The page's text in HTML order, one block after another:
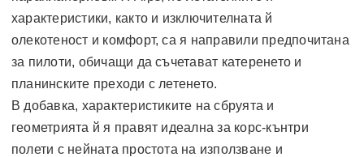
характеристики, както и изключителната й
олекотеност и комфорт, са я направили предпочитана
за пилоти, обичащи да съчетават катеренето и
планинските преходи с летенето.
В добавка, характеристиките на сбруята и
геометрията й я правят идеална за корс-кънтри
полети с нейната простота на използване и